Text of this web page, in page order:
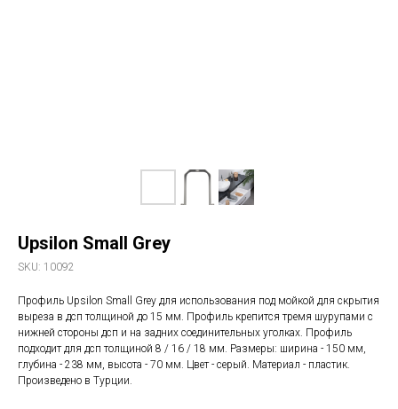
Upsilon Small Grey
SKU: 10092
Профиль Upsilon Small Grey для использования под мойкой для скрытия
выреза в дсп толщиной до 15 мм. Профиль крепится тремя шурупами с
нижней стороны дсп и на задних соединительных уголках. Профиль
подходит для дсп толщиной 8 / 16 / 18 мм. Размеры: ширина - 150 мм,
глубина - 238 мм, высота - 70 мм. Цвет - серый. Материал - пластик.
Произведено в Турции.